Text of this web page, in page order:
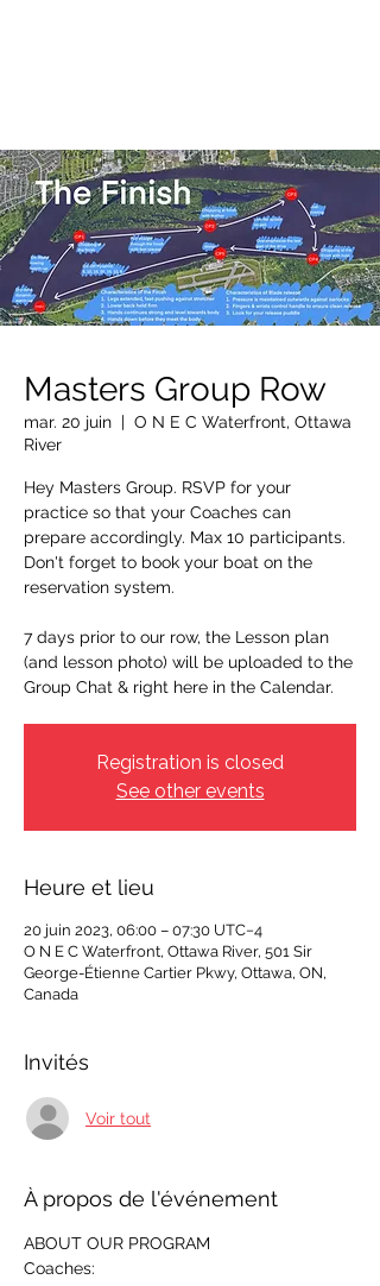
Masters Group Row
mar. 20 juin
  |
O N E C Waterfront, Ottawa
River
Hey Masters Group. RSVP for your
practice so that your Coaches can
prepare accordingly. Max 10 participants.
Don't forget to book your boat on the
reservation system.
7 days prior to our row, the Lesson plan
(and lesson photo) will be uploaded to the
Group Chat & right here in the Calendar.
Registration is closed
See other events
Heure et lieu
20 juin 2023, 06:00 – 07:30 UTC−4
O N E C Waterfront, Ottawa River, 501 Sir
George-Étienne Cartier Pkwy, Ottawa, ON,
Canada
Invités
Voir tout
À propos de l'événement
ABOUT OUR PROGRAM
Coaches: